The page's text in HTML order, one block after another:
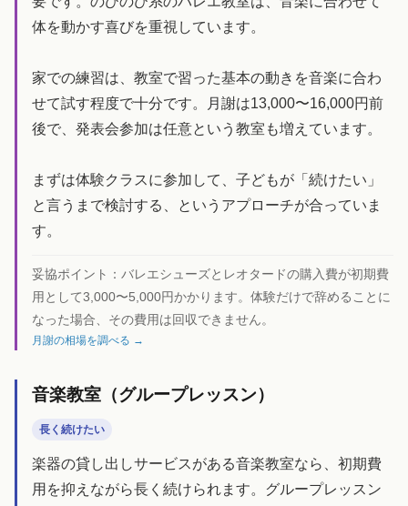
体を動かす喜びを重視しています。
家での練習は、教室で習った基本の動きを音楽に合わ
せて試す程度で十分です。月謝は13,000〜16,000円前
後で、発表会参加は任意という教室も増えています。
まずは体験クラスに参加して、子どもが「続けたい」
と言うまで検討する、というアプローチが合っていま
す。
妥協ポイント： バレエシューズとレオタードの購入費が初期費
用として3,000〜5,000円かかります。体験だけで辞めることに
なった場合、その費用は回収できません。
月謝の相場を調べる →
音楽教室（グループレッスン）
長く続けたい
楽器の貸し出しサービスがある音楽教室なら、初期費
用を抑えながら長く続けられます。グループレッスン